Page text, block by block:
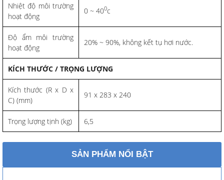
Nhiệt độ môi trường
hoạt động
0 ~ 400c
Độ ẩm môi trường
hoạt động
20% ~ 90%, không kết tụ hơi nước.
KÍCH THƯỚC / TRỌNG LƯỢNG
Kích thước (R x D x
C) (mm)
91 x 283 x 240
Trọng lượng tịnh (kg) 6,5
SẢN PHẨM NỔI BẬT